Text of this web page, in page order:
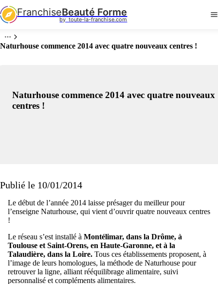
FranchiseBeauté Forme
by  toute-la-franchise.com
Naturhouse commence 2014 avec quatre nouveaux centres !
Naturhouse commence 2014 avec quatre nouveaux
centres !
Publié le 10/01/2014
Le début de l’année 2014 laisse présager du meilleur pour
l’enseigne Naturhouse, qui vient d’ouvrir quatre nouveaux centres
!
Le réseau s’est installé à Montélimar, dans la Drôme, à
Toulouse et Saint-Orens, en Haute-Garonne, et à la
Talaudière, dans la Loire. Tous ces établissements proposent, à
l’image de leurs homologues, la méthode de Naturhouse pour
retrouver la ligne, alliant rééquilibrage alimentaire, suivi
personnalisé et compléments alimentaires.